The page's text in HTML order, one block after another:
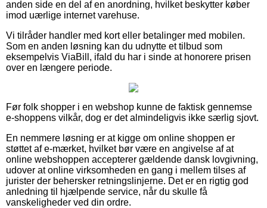
anden side en del af en anordning, hvilket beskytter køber
imod uærlige internet varehuse.
Vi tilråder handler med kort eller betalinger med mobilen.
Som en anden løsning kan du udnytte et tilbud som
eksempelvis ViaBill, ifald du har i sinde at honorere prisen
over en længere periode.
Før folk shopper i en webshop kunne de faktisk gennemse
e-shoppens vilkår, dog er det almindeligvis ikke særlig sjovt.
En nemmere løsning er at kigge om online shoppen er
støttet af e-mærket, hvilket bør være en angivelse af at
online webshoppen accepterer gældende dansk lovgivning,
udover at online virksomheden en gang i mellem tilses af
jurister der behersker retningslinjerne. Det er en rigtig god
anledning til hjælpende service, når du skulle få
vanskeligheder ved din ordre.